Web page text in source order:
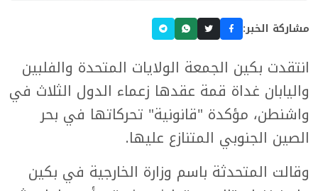
مشاركة الخبر:
انتقدت بكين الجمعة الولايات المتحدة والفلبين
واليابان غداة قمة عقدها زعماء الدول الثلاث في
واشنطن، مؤكدة "قانونية" تحركاتها في بحر
الصين الجنوبي المتنازع عليها.
وقالت المتحدثة باسم وزارة الخارجية في بكين